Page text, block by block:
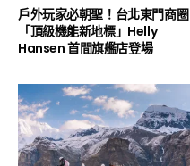
戶外玩家必朝聖！台北東門商圈
「頂級機能新地標」Helly
Hansen 首間旗艦店登場